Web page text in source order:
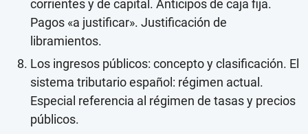
corrientes y de capital. Anticipos de caja fija.
Pagos «a justificar». Justificación de
libramientos.
Los ingresos públicos: concepto y clasificación. El
sistema tributario español: régimen actual.
Especial referencia al régimen de tasas y precios
públicos.